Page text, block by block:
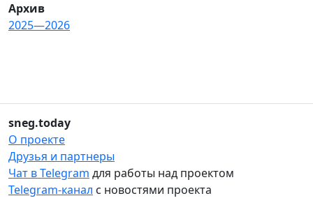
Архив
2025—2026
sneg.today
О проекте
Друзья и партнеры
Чат в Telegram для работы над проектом
Telegram-канал с новостями проекта